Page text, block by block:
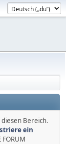
Bereich.
ein
FORUM